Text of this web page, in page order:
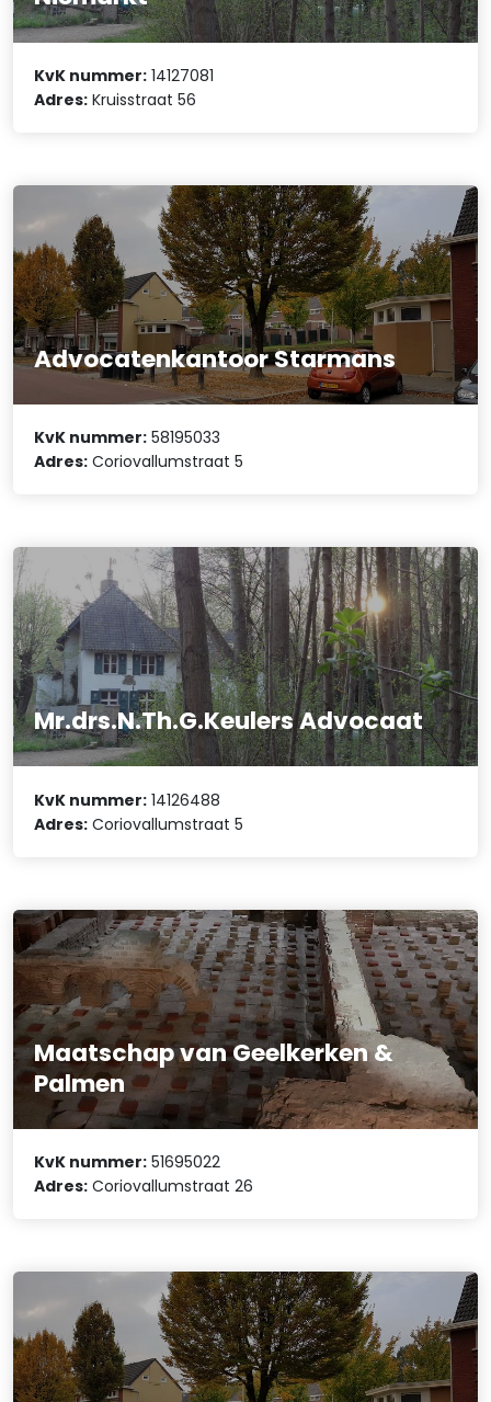
KvK nummer: 14127081
Adres: Kruisstraat 56
Advocatenkantoor Starmans
KvK nummer: 58195033
Adres: Coriovallumstraat 5
Mr.drs.N.Th.G.Keulers Advocaat
KvK nummer: 14126488
Adres: Coriovallumstraat 5
Maatschap van Geelkerken &
Palmen
KvK nummer: 51695022
Adres: Coriovallumstraat 26